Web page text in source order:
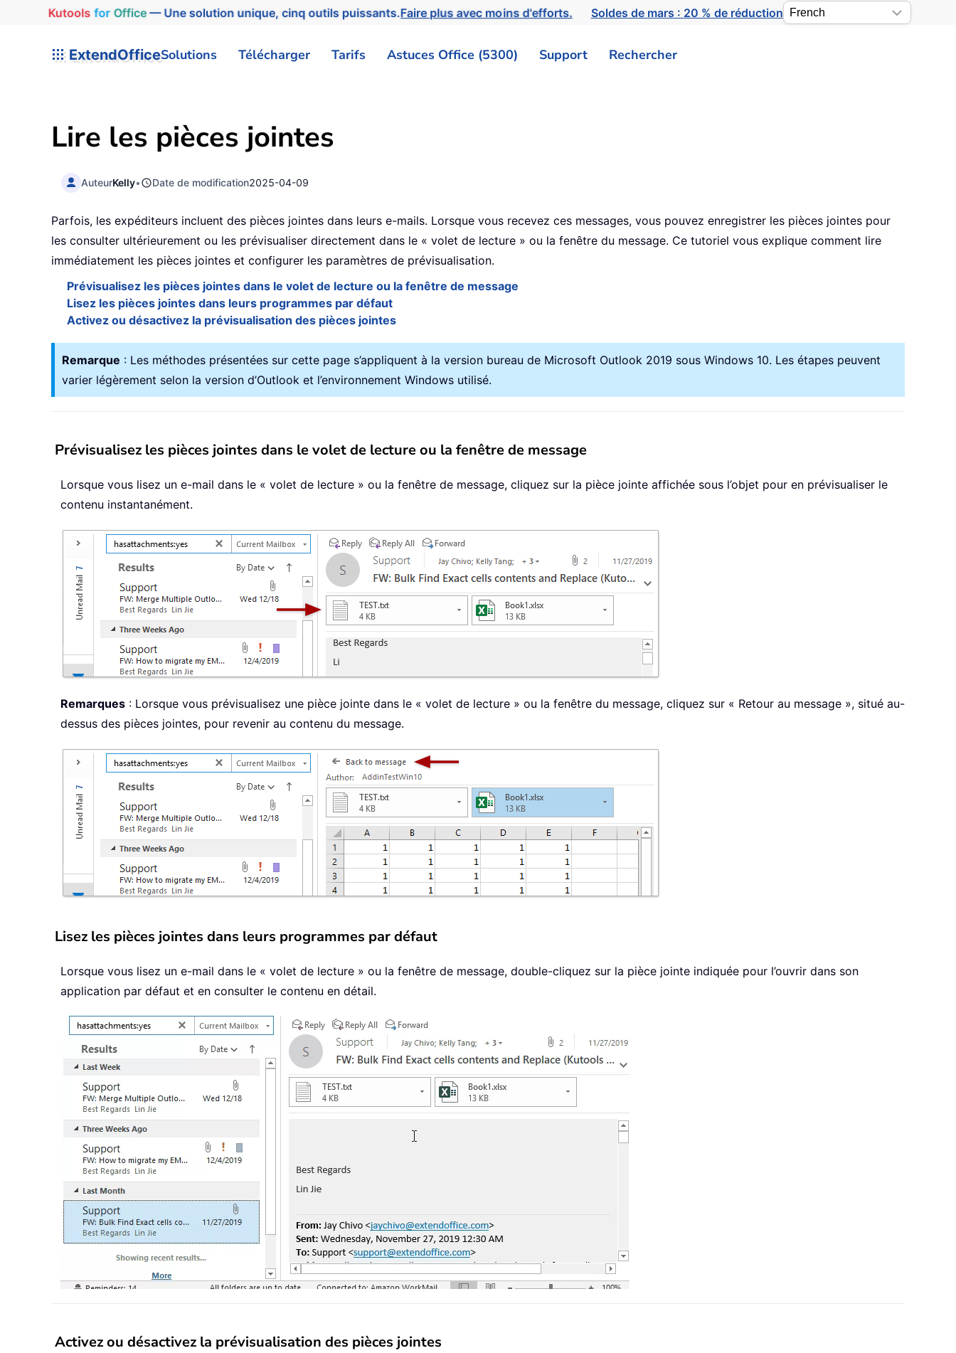
Kutools for Office— Une solution unique, cinq outils puissants.Faire plus avec moins d'efforts. Soldes de mars : 20 % de réduction
ExtendOfficeSolutions Télécharger Tarifs Astuces Office (5300) Support Rechercher
Lire les pièces jointes
AuteurKelly• Date de modification2025-04-09
Parfois, les expéditeurs incluent des pièces jointes dans leurs e-mails. Lorsque vous recevez ces messages, vous pouvez enregistrer les pièces jointes pour
les consulter ultérieurement ou les prévisualiser directement dans le « volet de lecture » ou la fenêtre du message. Ce tutoriel vous explique comment lire
immédiatement les pièces jointes et configurer les paramètres de prévisualisation.
Prévisualisez les pièces jointes dans le volet de lecture ou la fenêtre de message
Lisez les pièces jointes dans leurs programmes par défaut
Activez ou désactivez la prévisualisation des pièces jointes
Remarque : Les méthodes présentées sur cette page s’appliquent à la version bureau de Microsoft Outlook 2019 sous Windows 10. Les étapes peuvent
varier légèrement selon la version d’Outlook et l’environnement Windows utilisé.
Prévisualisez les pièces jointes dans le volet de lecture ou la fenêtre de message
Lorsque vous lisez un e-mail dans le « volet de lecture » ou la fenêtre de message, cliquez sur la pièce jointe affichée sous l’objet pour en prévisualiser le
contenu instantanément.
Remarques : Lorsque vous prévisualisez une pièce jointe dans le « volet de lecture » ou la fenêtre du message, cliquez sur « Retour au message », situé au-
dessus des pièces jointes, pour revenir au contenu du message.
Lisez les pièces jointes dans leurs programmes par défaut
Lorsque vous lisez un e-mail dans le « volet de lecture » ou la fenêtre de message, double-cliquez sur la pièce jointe indiquée pour l’ouvrir dans son
application par défaut et en consulter le contenu en détail.
Activez ou désactivez la prévisualisation des pièces jointes